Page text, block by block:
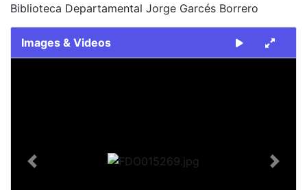
Biblioteca Departamental Jorge Garcés Borrero
Images & Videos
Previous Next